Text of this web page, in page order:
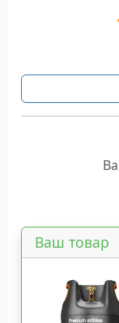
Ваш товар